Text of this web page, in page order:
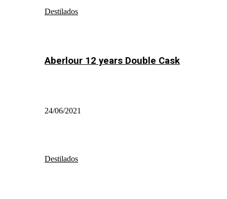
Destilados
Aberlour 12 years Double Cask
24/06/2021
Destilados